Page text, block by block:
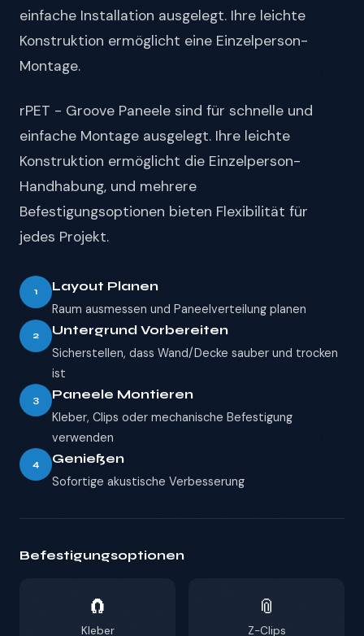
einfache Installation ausgelegt. Ihre leichte
Konstruktion ermöglicht eine Einzelperson-
Montage.
rPET - Groove Paneele sind für schnelle und
einfache Montage ausgelegt. Ihre leichte
Konstruktion ermöglicht die Einzelperson-
Handhabung, und mehrere
Befestigungsoptionen bieten Flexibilität für
jedes Projekt.
1 Layout Planen
Raum ausmessen und Paneelverteilung planen
2 Untergrund Vorbereiten
Sicherstellen, dass Wand/Decke sauber und trocken
ist
3 Paneele Montieren
Kleber, Clips oder mechanische Befestigung
verwenden
4 Genießen
Sofortige akustische Verbesserung
Befestigungsoptionen
🧲
Kleber
📎
Z-Clips